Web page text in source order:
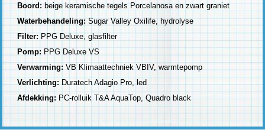
Boord:beige keramische tegels Porcelanosa en zwart graniet
Waterbehandeling:Sugar Valley Oxilife, hydrolyse
Filter: PPG Deluxe, glasfilter
Pomp: PPG Deluxe VS
Verwarming:VB Klimaattechniek VBIV, warmtepomp
Verlichting:Duratech Adagio Pro, led
Afdekking:PC-rolluik T&A AquaTop, Quadro black